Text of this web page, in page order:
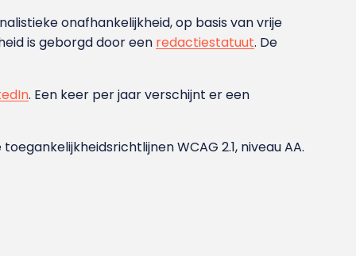
onafhankelijkheid, op basis van vrije
is geborgd door een redactiestatuut. De
. Een keer per jaar verschijnt er een
WCAG 2.1, niveau AA.